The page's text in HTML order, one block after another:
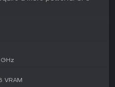
personalizados.
uma demo com
de veículos. Essas
onde o feedback
das exigências de
VRAM